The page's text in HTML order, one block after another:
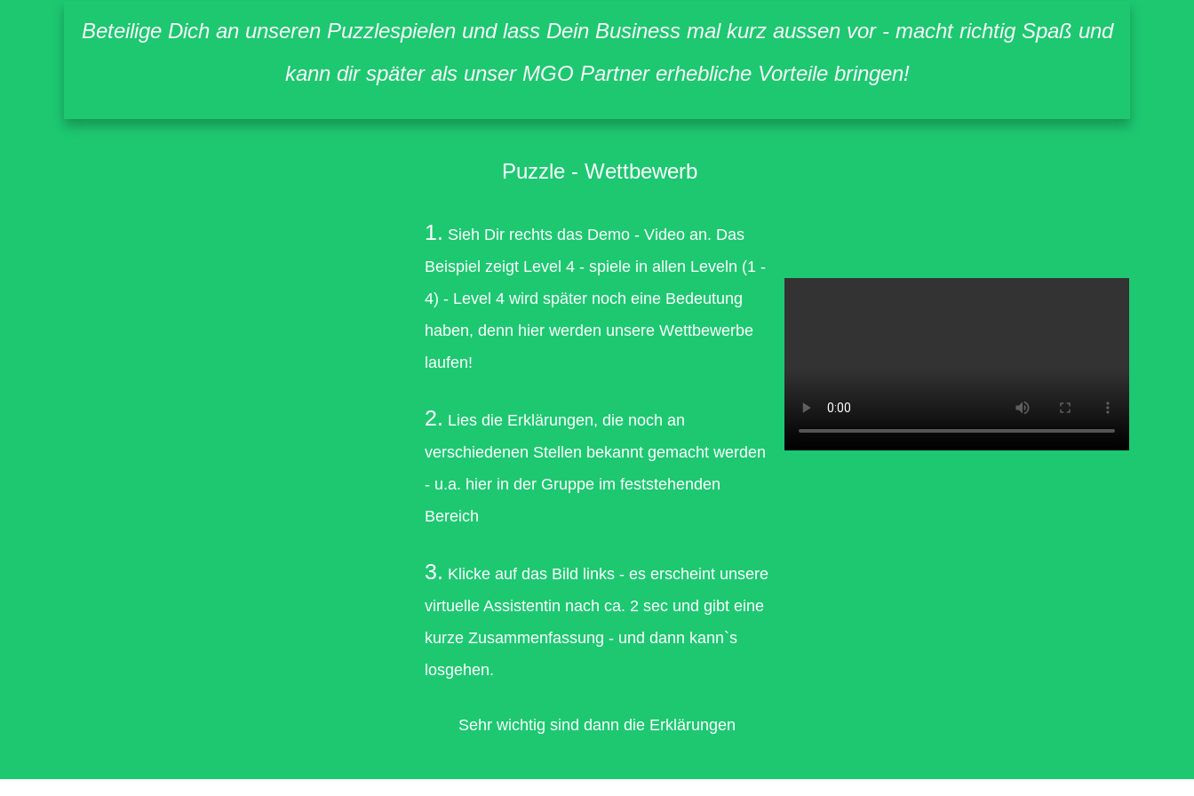
Beteilige Dich an unseren Puzzlespielen und lass Dein Business mal kurz aussen vor - macht richtig Spaß und
kann dir später als unser MGO Partner erhebliche Vorteile bringen!
Puzzle - Wettbewerb
1. Sieh Dir rechts das Demo - Video an. Das
Beispiel zeigt Level 4 - spiele in allen Leveln (1 -
4) - Level 4 wird später noch eine Bedeutung
haben, denn hier werden unsere Wettbewerbe
laufen!
2. Lies die Erklärungen, die noch an
verschiedenen Stellen bekannt gemacht werden
- u.a. hier in der Gruppe im feststehenden
Bereich
3. Klicke auf das Bild links - es erscheint unsere
virtuelle Assistentin nach ca. 2 sec und gibt eine
kurze Zusammenfassung - und dann kann`s
losgehen.
Sehr wichtig sind dann die Erklärungen